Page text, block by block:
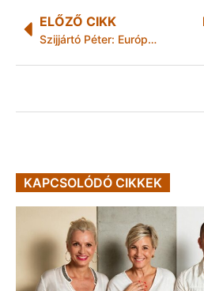
ELŐZŐ CIKK
Szijjártó Péter: Európa biztonsága ma Törökországban kezdődik
KAPCSOLÓDÓ CIKKEK